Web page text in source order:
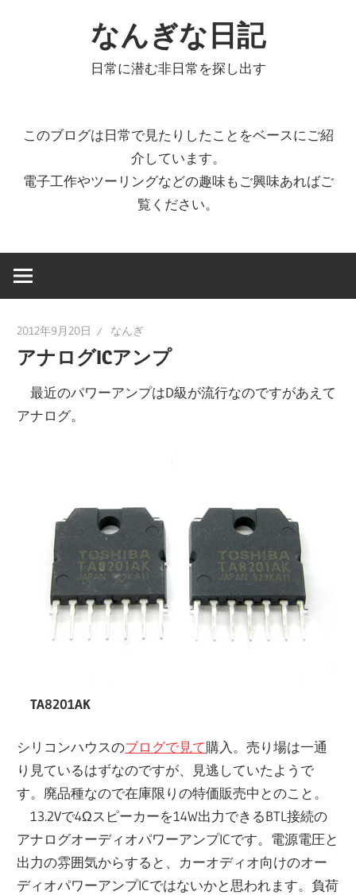
なんぎな日記
日常に潜む非日常を探し出す
このブログは日常で見たりしたことをベースにご紹
介しています。
電子工作やツーリングなどの趣味もご興味あればご
覧ください。
2012年9月20日 なんぎ
アナログICアンプ
最近のパワーアンプはD級が流行なのですがあえて
アナログ。
TA8201AK
シリコンハウスのブログで見て購入。売り場は一通
り見ているはずなのですが、見逃していたようで
す。廃品種なので在庫限りの特価販売中とのこと。
13.2Vで4Ωスピーカーを14W出力できるBTL接続の
アナログオーディオパワーアンプICです。電源電圧と
出力の雰囲気からすると、カーオディオ向けのオー
ディオパワーアンプICではないかと思われます。負荷